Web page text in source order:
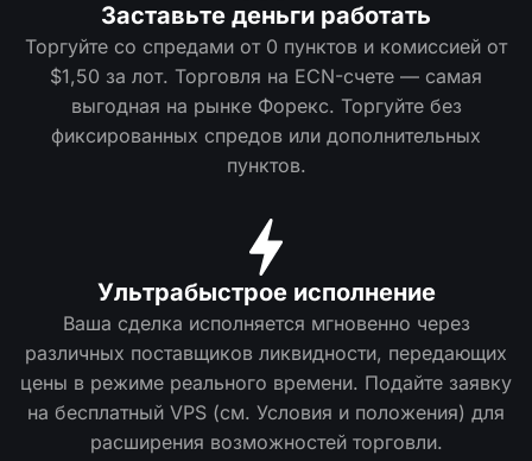
Заставьте деньги работать
Торгуйте со спредами от 0 пунктов и комиссией от
$1,50 за лот. Торговля на ECN-счете — самая
выгодная на рынке Форекс. Торгуйте без
фиксированных спредов или дополнительных
пунктов.
Ультрабыстрое исполнение
Ваша сделка исполняется мгновенно через
различных поставщиков ликвидности, передающих
цены в режиме реального времени. Подайте заявку
на бесплатный VPS (см. Условия и положения) для
расширения возможностей торговли.